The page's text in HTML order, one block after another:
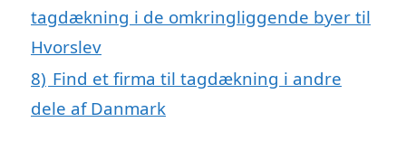
tagdækning i de omkringliggende byer til
Hvorslev
8) Find et firma til tagdækning i andre
dele af Danmark